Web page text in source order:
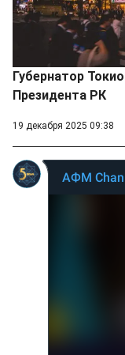
Губернатор
Президента РК
19 декабря 2025 09:38